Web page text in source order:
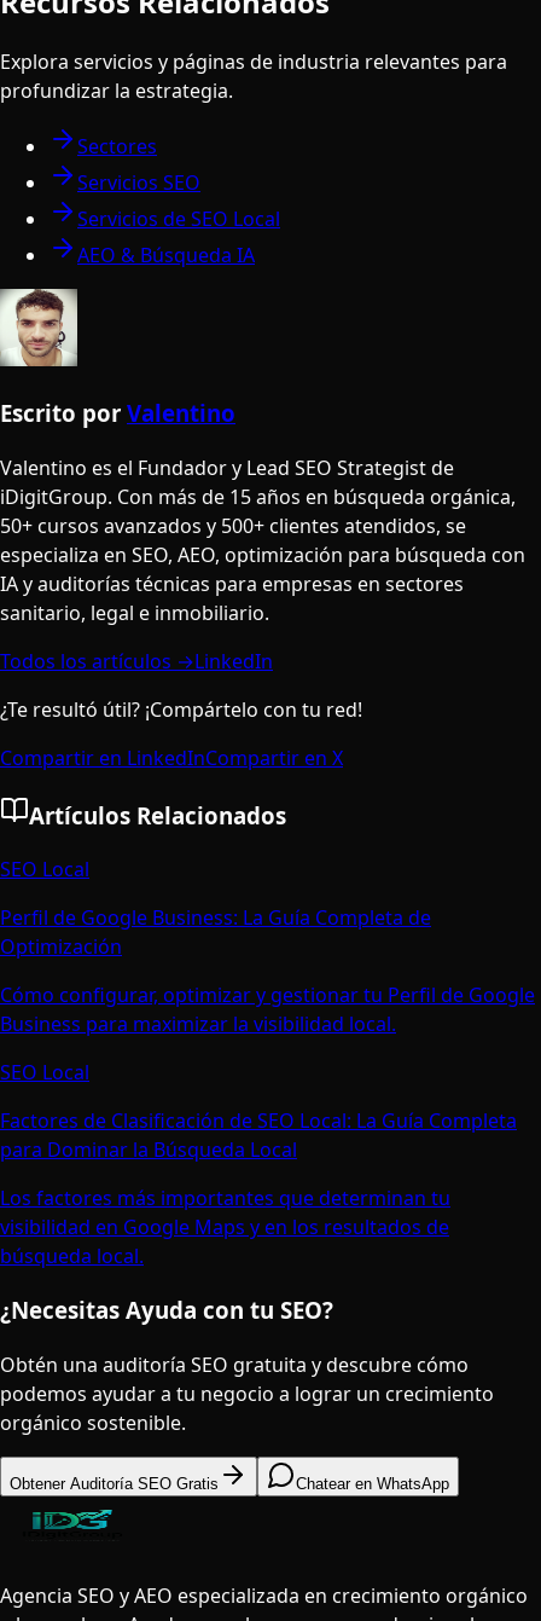
Explora servicios y páginas de industria relevantes para
profundizar la estrategia.
Sectores
Servicios SEO
Servicios de SEO Local
AEO & Búsqueda IA
Escrito por Valentino
Valentino es el Fundador y Lead SEO Strategist de
iDigitGroup. Con más de 15 años en búsqueda orgánica,
50+ cursos avanzados y 500+ clientes atendidos, se
especializa en SEO, AEO, optimización para búsqueda con
IA y auditorías técnicas para empresas en sectores
sanitario, legal e inmobiliario.
Todos los artículos →LinkedIn
¿Te resultó útil? ¡Compártelo con tu red!
Compartir en LinkedInCompartir en X
Artículos Relacionados
SEO Local
Perfil de Google Business: La Guía Completa de
Optimización
Cómo configurar, optimizar y gestionar tu Perfil de Google
Business para maximizar la visibilidad local.
SEO Local
Factores de Clasificación de SEO Local: La Guía Completa
para Dominar la Búsqueda Local
Los factores más importantes que determinan tu
visibilidad en Google Maps y en los resultados de
búsqueda local.
¿Necesitas Ayuda con tu SEO?
Obtén una auditoría SEO gratuita y descubre cómo
podemos ayudar a tu negocio a lograr un crecimiento
orgánico sostenible.
Obtener Auditoría SEO Gratis Chatear en WhatsApp
Agencia SEO y AEO especializada en crecimiento orgánico